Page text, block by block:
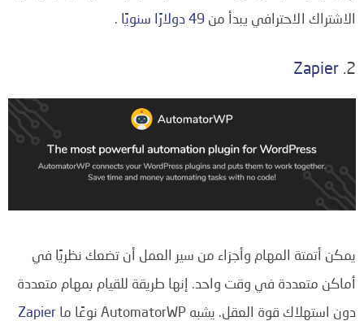
الاشتراك الاحترافي يبدأ من 49 دولارًا سنويًا .
2.
Zapier
يمكن أتمتة المهام وأجزاء من سير العمل أن تضعك نظريًا في
أماكن متعددة في وقت واحد. إنها طريقة للقيام بمهام متعددة
دون استهلاك قوة العقل. يشبه AutomatorWP نوعًا ما
Zapier